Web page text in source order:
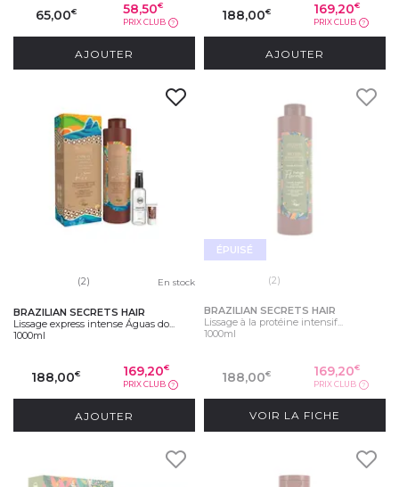
65,00€ 58,50€
PRIX CLUB ?
AJOUTER
188,00€ 169,20€
PRIX CLUB ?
AJOUTER
(2) En stock
BRAZILIAN SECRETS HAIR
Lissage express intense Águas do...
1000ml
188,00€ 169,20€
PRIX CLUB ?
AJOUTER
ÉPUISÉ
(2)
BRAZILIAN SECRETS HAIR
Lissage à la protéine intensif...
1000ml
188,00€ 169,20€
PRIX CLUB ?
VOIR LA FICHE